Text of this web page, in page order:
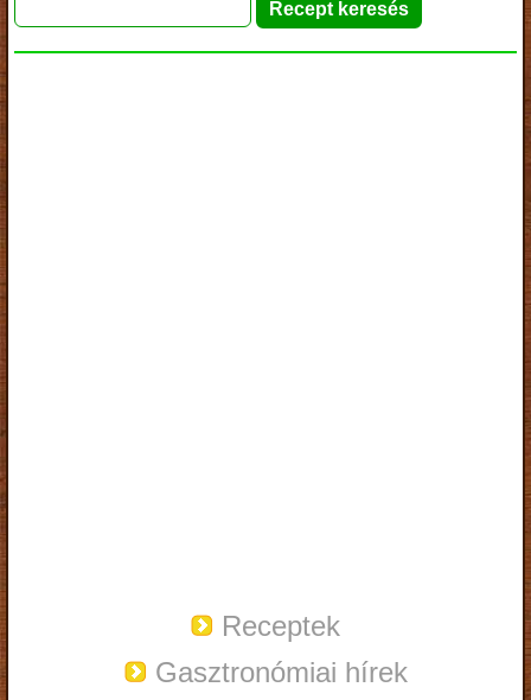
Receptek
Gasztronómiai hírek